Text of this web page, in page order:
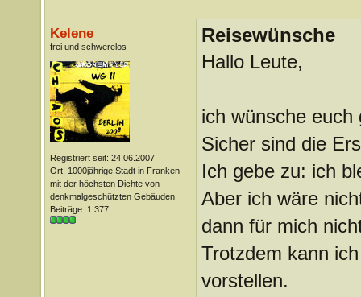
Kelene
frei und schwerelos
Registriert seit: 24.06.2007
Ort: 1000jährige Stadt in Franken
mit der höchsten Dichte von
denkmalgeschützten Gebäuden
Beiträge: 1.377
Reisewünsche
Hallo Leute,
ich wünsche
Sicher sind die
Ich gebe zu: ich
Aber ich wäre
dann für mich
Trotzdem kann
vorstellen.